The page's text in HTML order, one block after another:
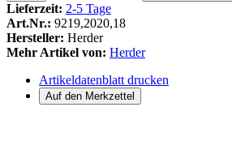
Lieferzeit: 2-5 Tage
Art.Nr.: 9219,2020,18
Hersteller: Herder
Mehr Artikel von: Herder
Artikeldatenblatt drucken